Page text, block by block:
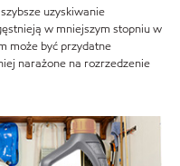
uzyskiwanie
w mniejszym stopniu w
może być przydatne
narażone na rozrzedzenie